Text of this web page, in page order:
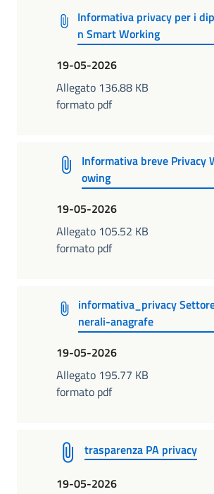
Informativa privacy per i
n Smart Working
19-05-2026
Allegato 136.88 KB
formato pdf
Informativa breve Privacy
owing
19-05-2026
Allegato 105.52 KB
formato pdf
informativa_privacy
nerali-anagrafe
19-05-2026
Allegato 195.77 KB
formato pdf
trasparenza PA privacy
19-05-2026